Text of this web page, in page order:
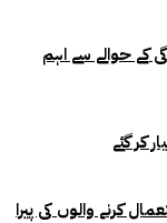
کے حوالے سے اہم
کر گئے
کرنے والوں کی پیرا